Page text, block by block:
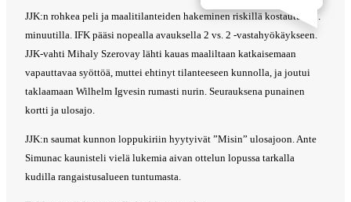
JJK:n rohkea peli ja maalitilanteiden hakeminen riskillä kostautui 77.
minuutilla. IFK pääsi nopealla avauksella 2 vs. 2 -vastahyökäykseen.
JJK-vahti Mihaly Szerovay lähti kauas maaliltaan katkaisemaan
vapauttavaa syöttöä, muttei ehtinyt tilanteeseen kunnolla, ja joutui
taklaamaan Wilhelm Igvesin rumasti nurin. Seurauksena punainen
kortti ja ulosajo.
JJK:n saumat kunnon loppukiriin hyytyivät ”Misin” ulosajoon. Ante
Simunac kaunisteli vielä lukemia aivan ottelun lopussa tarkalla
kudilla rangaistusalueen tuntumasta.